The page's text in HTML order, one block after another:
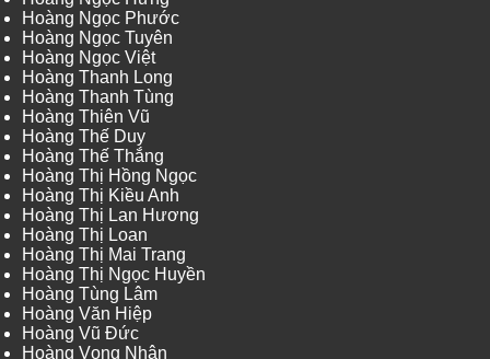
Hoàng Ngọc Phước
Hoàng Ngọc Tuyên
Hoàng Ngọc Việt
Hoàng Thanh Long
Hoàng Thanh Tùng
Hoàng Thiên Vũ
Hoàng Thế Duy
Hoàng Thế Thắng
Hoàng Thị Hồng Ngọc
Hoàng Thị Kiều Anh
Hoàng Thị Lan Hương
Hoàng Thị Loan
Hoàng Thị Mai Trang
Hoàng Thị Ngọc Huyền
Hoàng Tùng Lâm
Hoàng Văn Hiệp
Hoàng Vũ Đức
Hoàng Vọng Nhân